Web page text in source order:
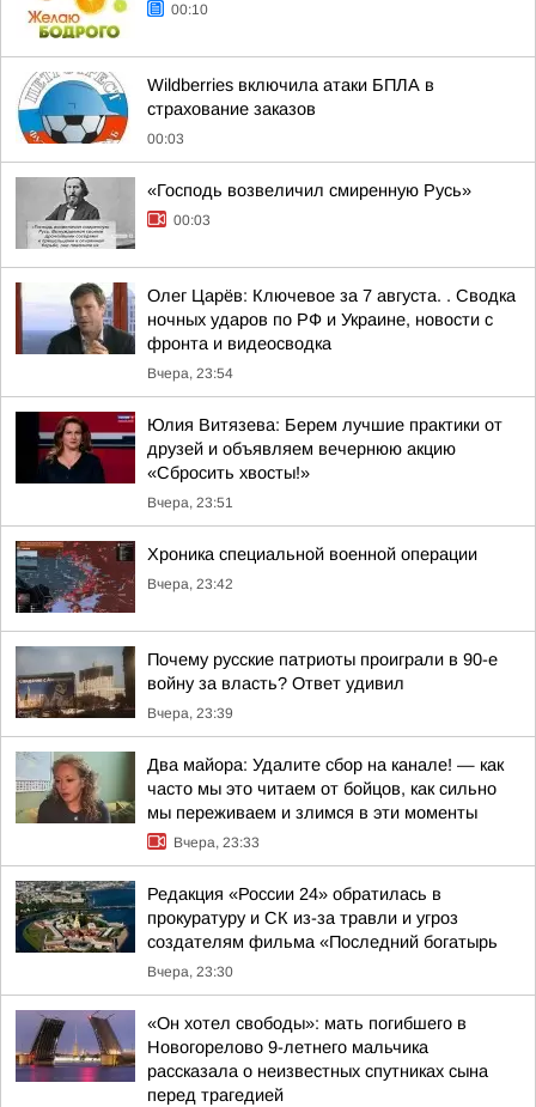
00:10
Wildberries включила атаки БПЛА в
страхование заказов
00:03
«Господь возвеличил смиренную Русь»
00:03
Олег Царёв: Ключевое за 7 августа. . Сводка
ночных ударов по РФ и Украине, новости с
фронта и видеосводка
Вчера, 23:54
Юлия Витязева: Берем лучшие практики от
друзей и объявляем вечернюю акцию
«Сбросить хвосты!»
Вчера, 23:51
Хроника специальной военной операции
Вчера, 23:42
Почему русские патриоты проиграли в 90-е
войну за власть? Ответ удивил
Вчера, 23:39
Два майора: Удалите сбор на канале! — как
часто мы это читаем от бойцов, как сильно
мы переживаем и злимся в эти моменты
Вчера, 23:33
Редакция «России 24» обратилась в
прокуратуру и СК из-за травли и угроз
создателям фильма «Последний богатырь
Вчера, 23:30
«Он хотел свободы»: мать погибшего в
Новогорелово 9-летнего мальчика
рассказала о неизвестных спутниках сына
перед трагедией